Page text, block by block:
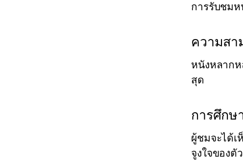
การรับชม
ความสา
หนังหลากห
สุด
การศึกษ
ผู้ชมจะได้เ
จูงใจของตั